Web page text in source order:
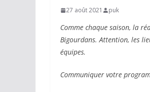
27 août 2021 puk
Comme chaque saison, la
Bigourdans. Attention, les
équipes.
Communiquer votre